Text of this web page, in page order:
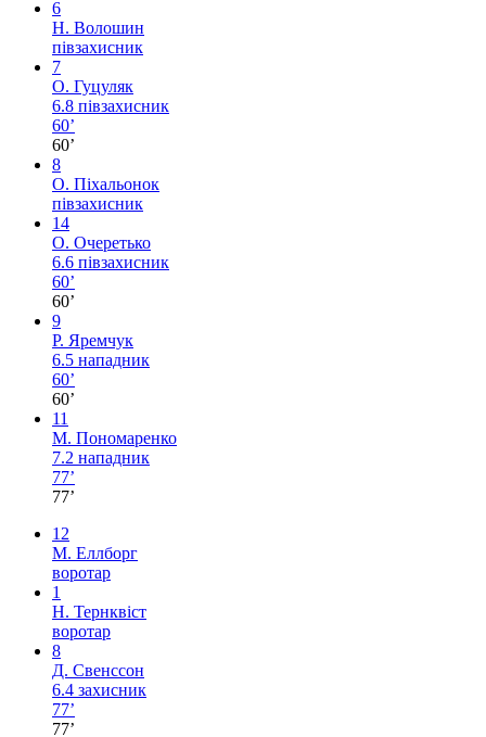
6
Н. Волошин
півзахисник
7
О. Гуцуляк
6.8 півзахисник
60’
60’
8
О. Піхальонок
півзахисник
14
О. Очеретько
6.6 півзахисник
60’
60’
9
Р. Яремчук
6.5 нападник
60’
60’
11
М. Пономаренко
7.2 нападник
77’
77’
12
М. Еллборг
воротар
1
Н. Тернквіст
воротар
8
Д. Свенссон
6.4 захисник
77’
77’